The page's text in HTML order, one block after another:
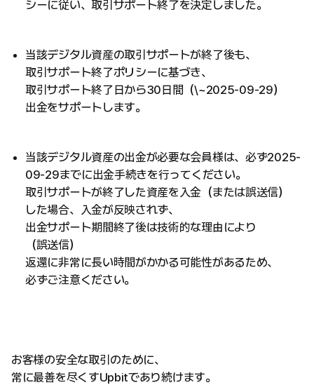
シーに従い、取引サポート終了を決定しました。
当該デジタル資産の取引サポートが終了後も、
取引サポート終了ポリシーに基づき、
取引サポート終了日から30日間（\~2025-09-29）
出金をサポートします。
当該デジタル資産の出金が必要な会員様は、必ず2025-
09-29までに出金手続きを行ってください。
取引サポートが終了した資産を入金（または誤送信）
した場合、入金が反映されず、
出金サポート期間終了後は技術的な理由により
（誤送信）
返還に非常に長い時間がかかる可能性があるため、
必ずご注意ください。
お客様の安全な取引のために、
常に最善を尽くすUpbitであり続けます。